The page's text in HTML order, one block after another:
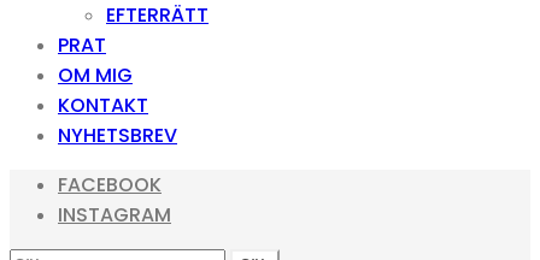
EFTERRÄTT
PRAT
OM MIG
KONTAKT
NYHETSBREV
FACEBOOK
INSTAGRAM